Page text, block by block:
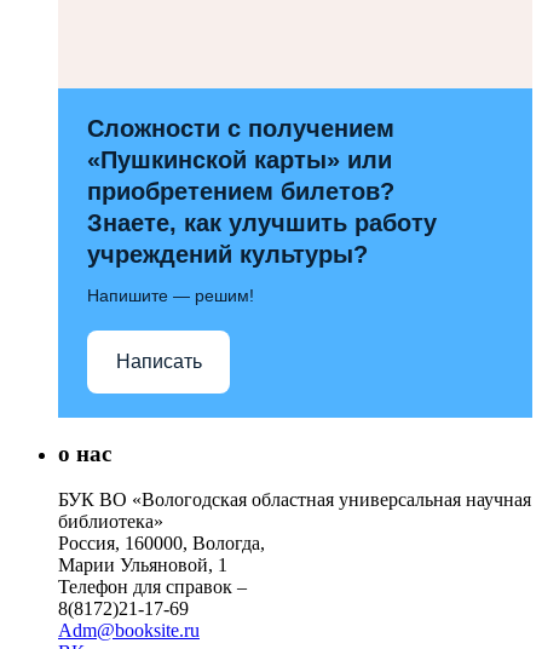
Сложности с получением
«Пушкинской карты» или
приобретением билетов?
Знаете, как улучшить работу
учреждений культуры?
Напишите — решим!
Написать
о нас
БУК ВО «Вологодская областная универсальная научная
библиотека»
Россия, 160000, Вологда,
Марии Ульяновой, 1
Телефон для справок –
8(8172)21-17-69
Adm@booksite.ru